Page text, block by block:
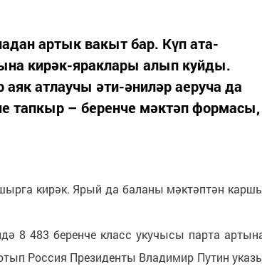
артык вакыт бар. Күп ата-
кирәк-яраклары алып куйды.
атлаучы әти-әниләр аеруча да
тапкыр – беренче мәктәп формасы,
кирәк. Ярый да баланы мәктәптән
8 483 беренче класс укучысы парта
Россия Президенты Владимир Путин